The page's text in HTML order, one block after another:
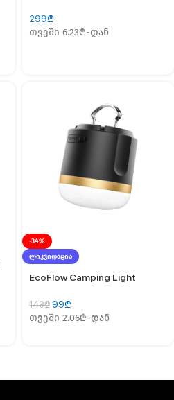
299₾
თვეში 6.23₾-დან
-34%
ᲚᲘᲙᲕᲘᲓᲐᲪᲘᲐ
EcoFlow Camping Light
149₾ 99₾
თვეში 2.06₾-დან